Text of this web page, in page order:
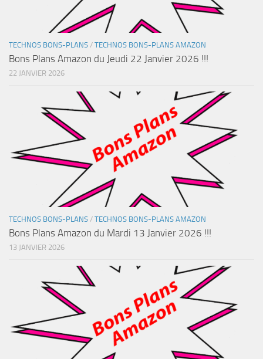
TECHNOS BONS-PLANS / TECHNOS BONS-PLANS AMAZON
Bons Plans Amazon du Jeudi 22 Janvier 2026 !!!
22 JANVIER 2026
TECHNOS BONS-PLANS / TECHNOS BONS-PLANS AMAZON
Bons Plans Amazon du Mardi 13 Janvier 2026 !!!
13 JANVIER 2026